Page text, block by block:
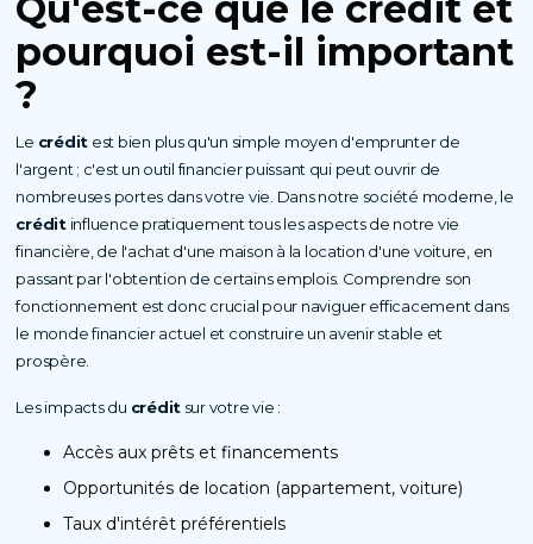
pourquoi est-il important
?
Le crédit est bien plus qu'un simple moyen d'emprunter de
l'argent ; c'est un outil financier puissant qui peut ouvrir de
nombreuses portes dans votre vie. Dans notre société moderne, le
créditinfluence pratiquement tous les aspects de notre vie
financière, de l'achat d'une maison à la location d'une voiture, en
passant par l'obtention de certains emplois. Comprendre son
fonctionnement est donc crucial pour naviguer efficacement dans
le monde financier actuel et construire un avenir stable et
prospère.
Les impacts du crédit sur votre vie :
Accès aux prêts et financements
Opportunités de location (appartement, voiture)
Taux d'intérêt préférentiels